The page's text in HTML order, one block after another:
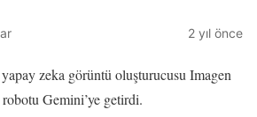
2 yıl önce
zeka görüntü oluşturucusu Imagen
Gemini’ye getirdi.